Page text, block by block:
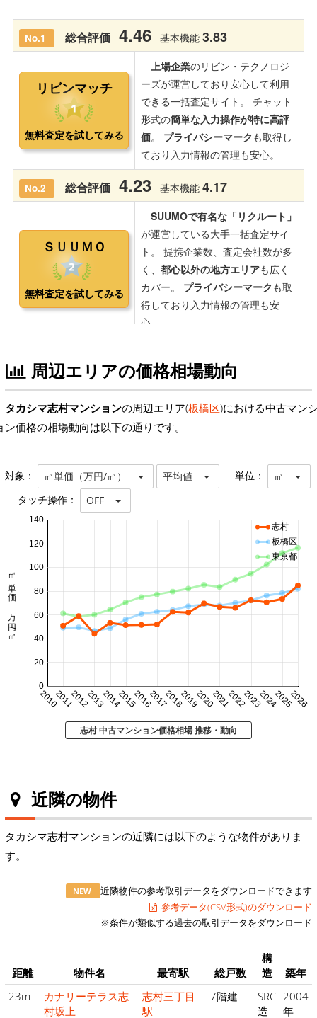
周辺エリアの価格相場動向
タカシマ志村マンションの周辺エリア(板橋区)における中古マン
ン価格の相場動向は以下の通りです。
対象： ㎡単価（万円/㎡） 平均値 単位： ㎡
タッチ操作： OFF
20102011201220132014201520162017201820192020202120222023202420252026
0
20
40
60
80
100
120
140
㎡単価 万円/㎡
志村
板橋区
東京都
志村 中古マンション価格相場 推移・動向
近隣の物件
タカシマ志村マンションの近隣には以下のような物件がありま
す。
NEW
近隣物件の参考取引データをダウンロードできます
参考データ(CSV形式)のダウンロード
※条件が類似する過去の取引データをダウンロード
距離 物件名 最寄駅 総戸数
構
造
築年
23m
カナリーテラス志
村坂上
志村三丁目
駅
7階建
SRC
造
2004
年